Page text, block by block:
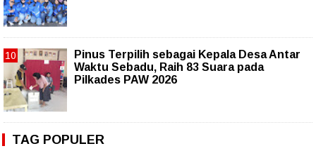
Pinus Terpilih sebagai Kepala Desa Antar
Waktu Sebadu, Raih 83 Suara pada
Pilkades PAW 2026
TAG POPULER